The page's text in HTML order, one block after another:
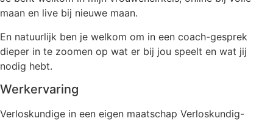
maan en live bij nieuwe maan.
En natuurlijk ben je welkom om in een coach-gesprek
dieper in te zoomen op wat er bij jou speelt en wat jij
nodig hebt.
Werkervaring
Verloskundige in een eigen maatschap Verloskundig-